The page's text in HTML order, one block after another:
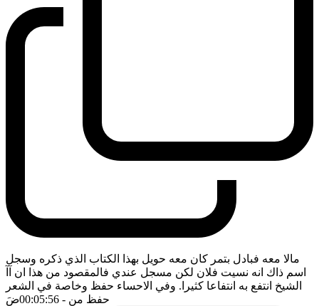
مالا معه فبادل بتمر كان معه حويل بهذا الكتاب الذي ذكره وسجل
اسم ذاك انه نسيت فلان لكن مسجل عندي فالمقصود من هذا ان آآ
الشيخ انتفع به انتفاعا كثيرا. وفي الاحساء حفظ وخاصة في الشعر
حفظ من - 00:05:56 ضَ